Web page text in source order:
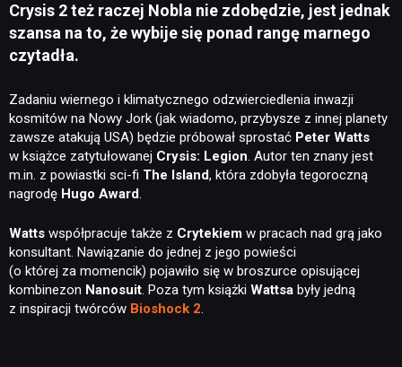
Crysis 2 też raczej Nobla nie zdobędzie, jest jednak
szansa na to, że wybije się ponad rangę marnego
czytadła.
Zadaniu wiernego i klimatycznego odzwierciedlenia inwazji
kosmitów na Nowy Jork (jak wiadomo, przybysze z innej planety
zawsze atakują USA) będzie próbował sprostać Peter Watts
w książce zatytułowanej Crysis: Legion. Autor ten znany jest
m.in. z powiastki sci-fi The Island, która zdobyła tegoroczną
nagrodę Hugo Award.
Watts współpracuje także z Crytekiem w pracach nad grą jako
konsultant. Nawiązanie do jednej z jego powieści
(o której za momencik) pojawiło się w broszurce opisującej
kombinezon Nanosuit. Poza tym książki Wattsa były jedną
z inspiracji twórców Bioshock 2.